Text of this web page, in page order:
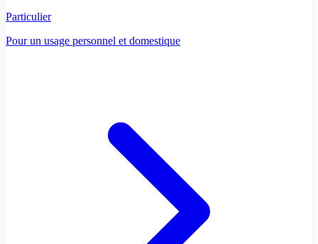
Particulier
Pour un usage personnel et domestique